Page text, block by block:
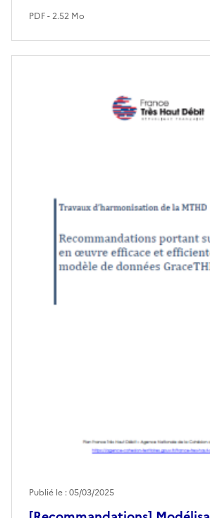
PDF - 2.52 Mo
Publié le : 05/03/2025